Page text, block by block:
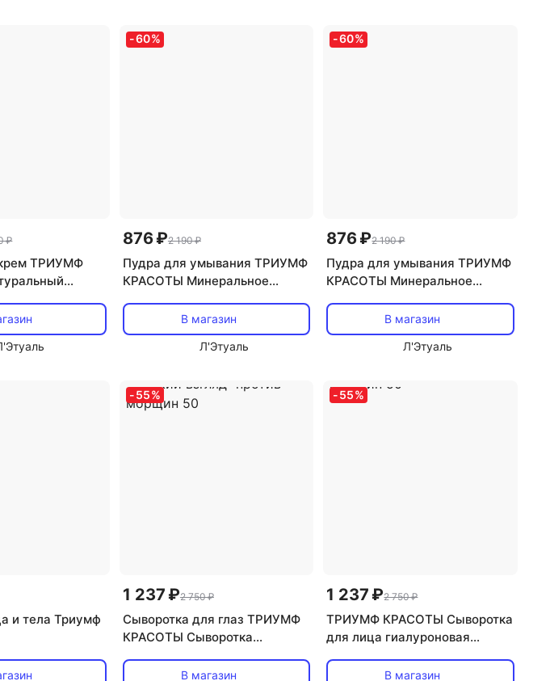
₽
ТРИУМФ
-60%
876 ₽2 190 ₽
Пудра для умывания ТРИУМФ
КРАСОТЫ Минеральное
В магазин
Л'Этуаль
-60%
876 ₽2 190 ₽
Пудра для умывания ТРИУМФ
КРАСОТЫ Минеральное
В магазин
Л'Этуаль
и тела Триумф
-55%
1 237 ₽2 750 ₽
Сыворотка для глаз ТРИУМФ
КРАСОТЫ Сыворотка
вокруг глаз "Свежий взгляд"
В магазин
-55%
1 237 ₽2 750 ₽
ТРИУМФ КРАСОТЫ Сыворотка
для лица гиалуроновая
против морщин 50
В магазин